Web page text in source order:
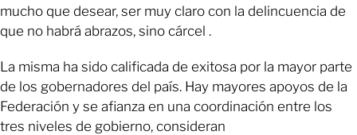
mucho que desear, ser muy claro con la delincuencia de
que no habrá abrazos, sino cárcel .
La misma ha sido calificada de exitosa por la mayor parte
de los gobernadores del país. Hay mayores apoyos de la
Federación y se afianza en una coordinación entre los
tres niveles de gobierno, consideran